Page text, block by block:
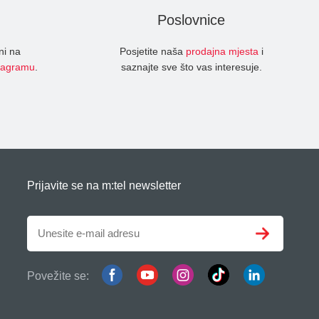
na
Poslovnice
Posjetite naša prodajna mjesta i
saznajte sve što vas interesuje.
Prijavite se na m:tel newsletter
Povežite se: